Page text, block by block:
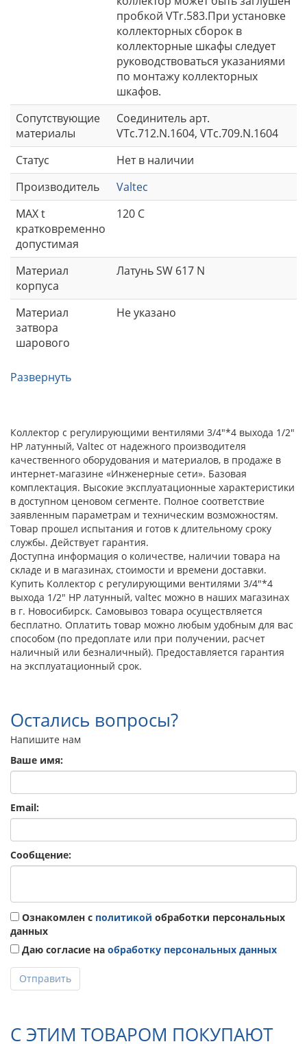
пробкой VTr.583.При установке
коллекторных сборок в
коллекторные шкафы следует
руководствоваться указаниями
по монтажу коллекторных
шкафов.
Сопутствующие
материалы
Соединитель арт.
VTc.712.N.1604, VTc.709.N.1604
Статус
Нет в наличии
Производитель
Valtec
MAX t
кратковременно
допустимая
120 С
Материал
корпуса
Латунь SW 617 N
Материал
затвора
шарового
Не указано
Развернуть
Коллектор с регулирующими вентилями 3/4"*4 выхода 1/2"
НР латунный, Valtec от надежного производителя
качественного оборудования и материалов, в продаже в
интернет-магазине «Инженерные сети». Базовая
комплектация. Высокие эксплуатационные характеристики
в доступном ценовом сегменте. Полное соответствие
заявленным параметрам и техническим возможностям.
Товар прошел испытания и готов к длительному сроку
службы. Действует гарантия.
Доступна информация о количестве, наличии товара на
складе и в магазинах, стоимости и времени доставки.
Купить Коллектор с регулирующими вентилями 3/4"*4
выхода 1/2" НР латунный, valtec можно в наших магазинах
в г. Новосибирск. Самовывоз товара осуществляется
бесплатно. Оплатить товар можно любым удобным для вас
способом (по предоплате или при получении, расчет
наличный или безналичный). Предоставляется гарантия
на эксплуатационный срок.
Остались вопросы?
Напишите нам
Ваше имя:
Email:
Сообщение:
Ознакомлен с политикой обработки персональных
данных
Даю согласие на обработку персональных данных
Отправить
С ЭТИМ ТОВАРОМ ПОКУПАЮТ